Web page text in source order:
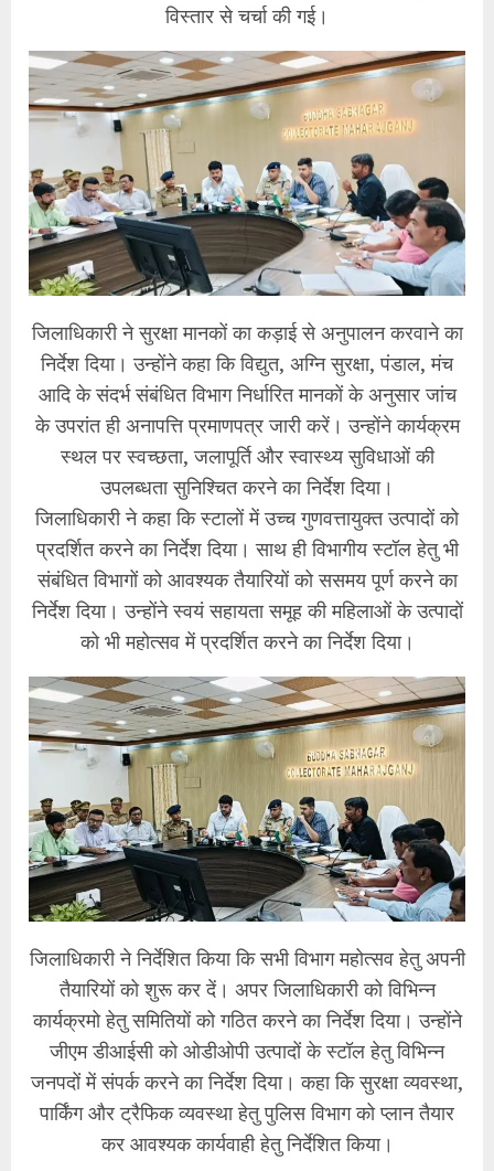
विस्तार से चर्चा की गई।
जिलाधिकारी ने सुरक्षा मानकों का कड़ाई से अनुपालन करवाने का
निर्देश दिया। उन्होंने कहा कि विद्युत, अग्नि सुरक्षा, पंडाल, मंच
आदि के संदर्भ संबंधित विभाग निर्धारित मानकों के अनुसार जांच
के उपरांत ही अनापत्ति प्रमाणपत्र जारी करें। उन्होंने कार्यक्रम
स्थल पर स्वच्छता, जलापूर्ति और स्वास्थ्य सुविधाओं की
उपलब्धता सुनिश्चित करने का निर्देश दिया।
जिलाधिकारी ने कहा कि स्टालों में उच्च गुणवत्तायुक्त उत्पादों को
प्रदर्शित करने का निर्देश दिया। साथ ही विभागीय स्टॉल हेतु भी
संबंधित विभागों को आवश्यक तैयारियों को ससमय पूर्ण करने का
निर्देश दिया। उन्होंने स्वयं सहायता समूह की महिलाओं के उत्पादों
को भी महोत्सव में प्रदर्शित करने का निर्देश दिया।
जिलाधिकारी ने निर्देशित किया कि सभी विभाग महोत्सव हेतु अपनी
तैयारियों को शुरू कर दें। अपर जिलाधिकारी को विभिन्न
कार्यक्रमो हेतु समितियों को गठित करने का निर्देश दिया। उन्होंने
जीएम डीआईसी को ओडीओपी उत्पादों के स्टॉल हेतु विभिन्न
जनपदों में संपर्क करने का निर्देश दिया। कहा कि सुरक्षा व्यवस्था,
पार्किंग और ट्रैफिक व्यवस्था हेतु पुलिस विभाग को प्लान तैयार
कर आवश्यक कार्यवाही हेतु निर्देशित किया।